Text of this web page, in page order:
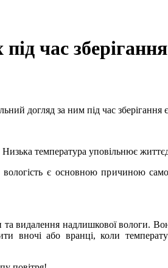
час зберігання
догляд за ним під час
Низька температура уповільнює
є основною причиною
та видалення надлишкової
вночі або вранці, коли